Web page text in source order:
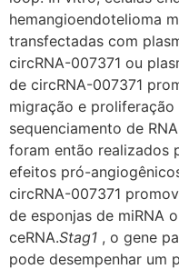
hemangioendotelioma
transfectadas com
circRNA-007371 ou
de circRNA-007371
migração e proliferação
sequenciamento de
foram então realizados
efeitos pró-
circRNA-007371
de esponjas de miRNA
ceRNA.Stag1 , o gene
pode desempenhar um